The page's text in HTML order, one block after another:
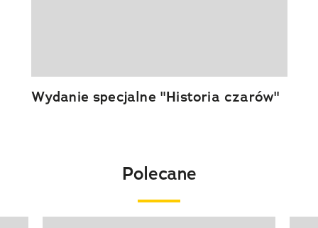
Wydanie specjalne "Historia czarów"
Polecane